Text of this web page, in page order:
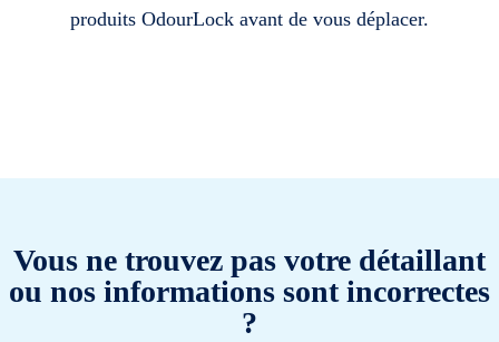
produits OdourLock avant de vous déplacer.
Vous ne trouvez pas votre détaillant
ou nos informations sont incorrectes
?